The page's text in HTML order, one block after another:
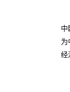
中
为
经